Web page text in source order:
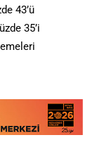
43’ü
35’i